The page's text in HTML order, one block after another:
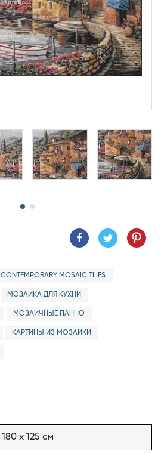
CONTEMPORARY MOSAIC TILES
МОЗАИКА ДЛЯ КУХНИ
МОЗАИЧНЫЕ ПАННО
КАРТИНЫ ИЗ МОЗАИКИ
180 x 125 см